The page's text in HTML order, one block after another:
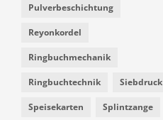
Pulverbeschichtung
Reyonkordel
Ringbuchmechanik
Ringbuchtechnik Siebdruck
Speisekarten Splintzange